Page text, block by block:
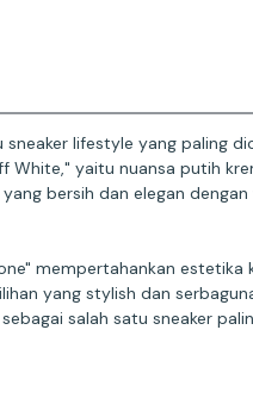
lifestyle yang paling
White," yaitu nuansa putih
bersih dan elegan
mempertahankan estetika
yang stylish dan
salah satu sneaker